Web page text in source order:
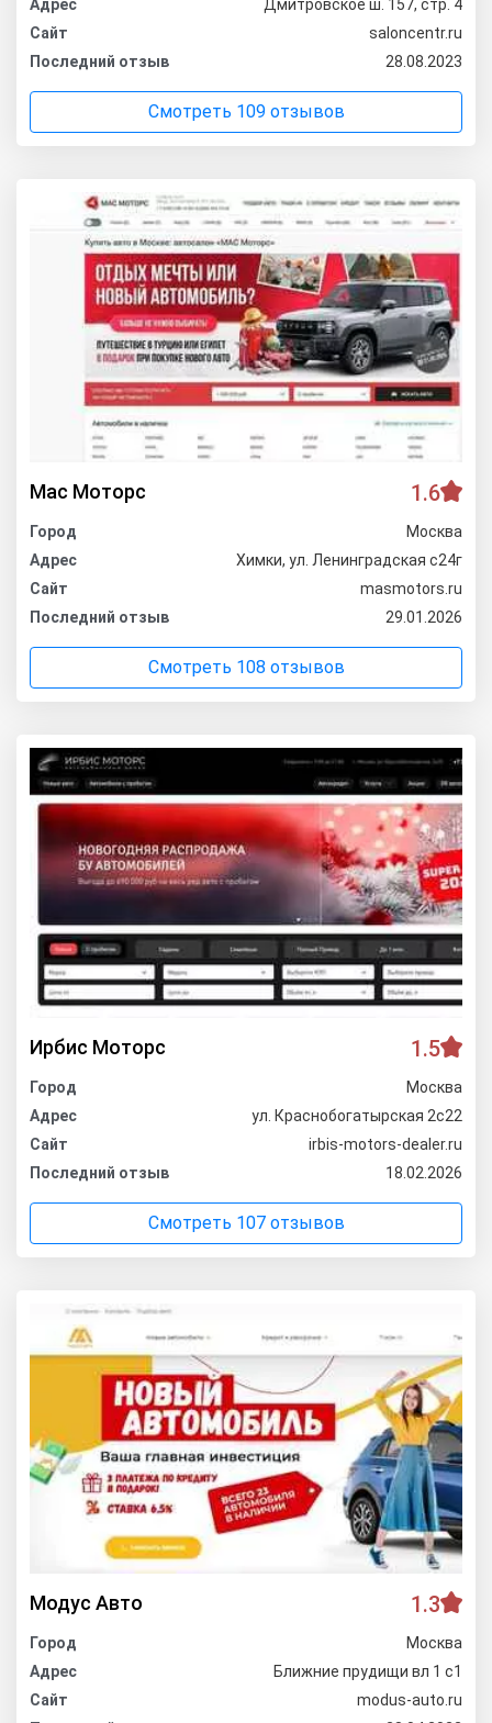
Адрес
Дмитровское ш. 157, стр. 4
Сайт
saloncentr.ru
Последний отзыв
28.08.2023
Смотреть 109 отзывов
Мас Моторс 1.6
Город
Москва
Адрес
Химки, ул. Ленинградская с24г
Сайт
masmotors.ru
Последний отзыв
29.01.2026
Смотреть 108 отзывов
Ирбис Моторс 1.5
Город
Москва
Адрес
ул. Краснобогатырская 2с22
Сайт
irbis-motors-dealer.ru
Последний отзыв
18.02.2026
Смотреть 107 отзывов
Модус Авто 1.3
Город
Москва
Адрес
Ближние прудищи вл 1 с1
Сайт
modus-auto.ru